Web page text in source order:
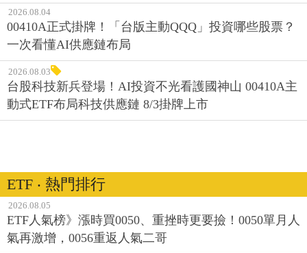
2026.08.04
00410A正式掛牌！「台版主動QQQ」投資哪些股票？
一次看懂AI供應鏈布局
2026.08.03
台股科技新兵登場！AI投資不光看護國神山 00410A主
動式ETF布局科技供應鏈 8/3掛牌上市
ETF ‧ 熱門排行
2026.08.05
ETF人氣榜》漲時買0050、重挫時更要撿！0050單月人
氣再激增，0056重返人氣二哥